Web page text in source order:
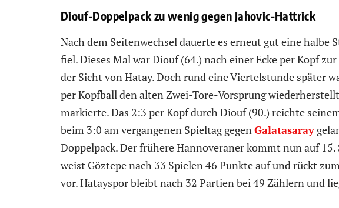
Diouf-Doppelpack zu wenig gegen Jahovic-Hattrick
Nach dem Seitenwechsel dauerte es erneut gut eine halbe
fiel. Dieses Mal war Diouf (64.) nach einer Ecke per Kopf
der Sicht von Hatay. Doch rund eine Viertelstunde später
per Kopfball den alten Zwei-Tore-Vorsprung
markierte. Das 2:3 per Kopf durch Diouf (90.) reichte
beim 3:0 am vergangenen Spieltag gegenGalatasaray
Doppelpack. Der frühere Hannoveraner kommt nun auf
weist Göztepe nach 33 Spielen 46 Punkte auf und rückt
vor. Hatayspor bleibt nach 32 Partien bei 49 Zählern und